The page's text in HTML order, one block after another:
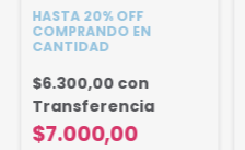
HASTA 20% OFF
COMPRANDO EN
CANTIDAD
$7.000,00
$6.300,00 con
Transferencia